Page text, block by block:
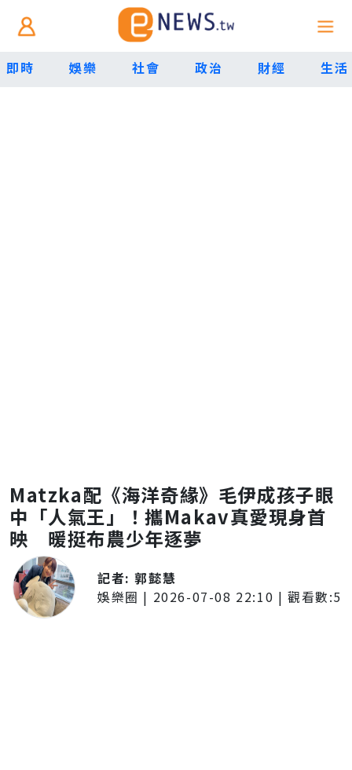
即時 娛樂 社會 政治 財經 生活
Matzka配《海洋奇緣》毛伊成孩子眼
中「人氣王」！攜Makav真愛現身首
映 暖挺布農少年逐夢
記者:郭懿慧
娛樂圈 | 2026-07-08 22:10 | 觀看數:5